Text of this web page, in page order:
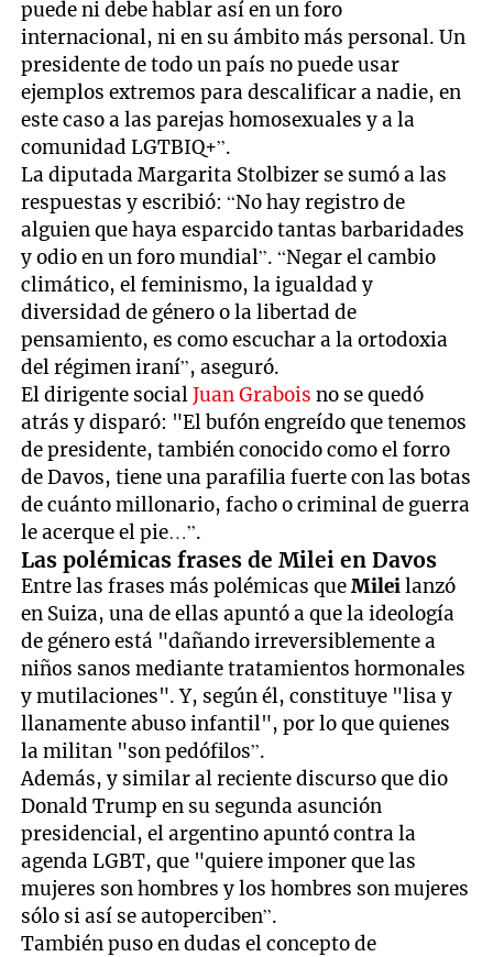
puede ni debe hablar así en un foro
internacional, ni en su ámbito más personal. Un
presidente de todo un país no puede usar
ejemplos extremos para descalificar a nadie, en
este caso a las parejas homosexuales y a la
comunidad LGTBIQ+”.
La diputada Margarita Stolbizer se sumó a las
respuestas y escribió: “No hay registro de
alguien que haya esparcido tantas barbaridades
y odio en un foro mundial”. “Negar el cambio
climático, el feminismo, la igualdad y
diversidad de género o la libertad de
pensamiento, es como escuchar a la ortodoxia
del régimen iraní”, aseguró.
El dirigente socialJuan Grabois no se quedó
atrás y disparó: "El bufón engreído que tenemos
de presidente, también conocido como el forro
de Davos, tiene una parafilia fuerte con las botas
de cuánto millonario, facho o criminal de guerra
le acerque el pie…”.
Las polémicas frases de Milei en Davos
Entre las frases más polémicas queMileilanzó
en Suiza, una de ellas apuntó a que la ideología
de género está "dañando irreversiblemente a
niños sanos mediante tratamientos hormonales
y mutilaciones". Y, según él, constituye "lisa y
llanamente abuso infantil", por lo que quienes
la militan "son pedófilos”.
Además, y similar al reciente discurso que dio
Donald Trump en su segunda asunción
presidencial, el argentino apuntó contra la
agenda LGBT, que "quiere imponer que las
mujeres son hombres y los hombres son mujeres
sólo si así se autoperciben”.
También puso en dudas el concepto de